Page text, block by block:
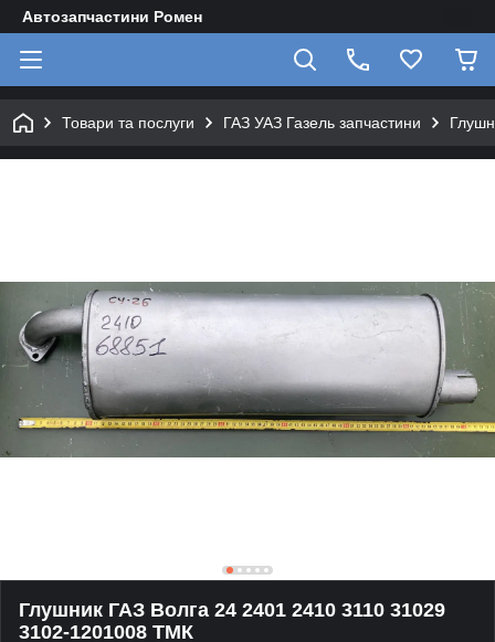
Автозапчастини Ромен
Товари та послуги ГАЗ УАЗ Газель запчастини
Глушник ГАЗ Волга 24 2401 2410 3110 31029
3102-1201008 ТМК